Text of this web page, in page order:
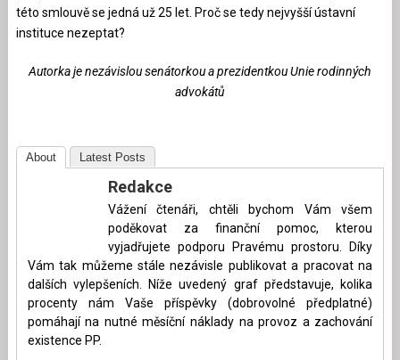
této smlouvě se jedná už 25 let. Proč se tedy nejvyšší ústavní
instituce nezeptat?
Autorka je nezávislou senátorkou a prezidentkou Unie rodinných
advokátů
About Latest Posts
Redakce
Vážení čtenáři, chtěli bychom Vám všem
poděkovat za finanční pomoc, kterou
vyjadřujete podporu Pravému prostoru. Díky
Vám tak můžeme stále nezávisle publikovat a pracovat na
dalších vylepšeních. Níže uvedený graf představuje, kolika
procenty nám Vaše příspěvky (dobrovolné předplatné)
pomáhají na nutné měsíční náklady na provoz a zachování
existence PP.